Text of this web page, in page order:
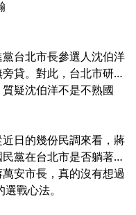
台北市長參選人沈伯洋
貸。對此，台北市研考
疑沈伯洋不是不熟國
日的幾份民調來看，蔣
黨在台北市是否躺著選
安市長，真的沒有想過
戰心法。